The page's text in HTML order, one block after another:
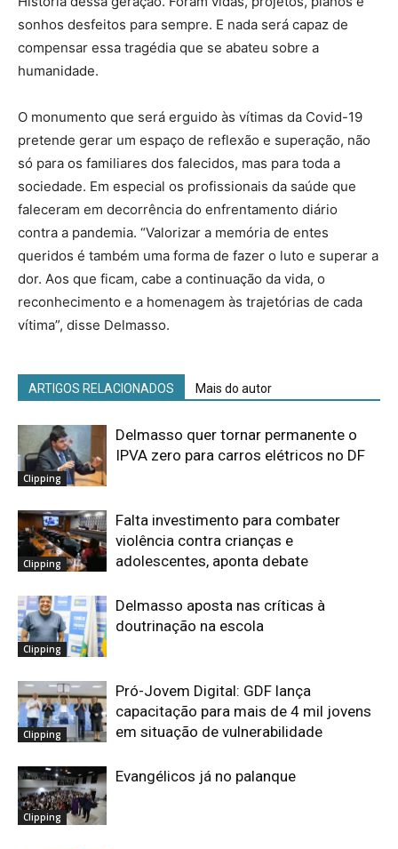
sonhos desfeitos para sempre. E nada será capaz de
compensar essa tragédia que se abateu sobre a
humanidade.
O monumento que será erguido às vítimas da Covid-19
pretende gerar um espaço de reflexão e superação, não
só para os familiares dos falecidos, mas para toda a
sociedade. Em especial os profissionais da saúde que
faleceram em decorrência do enfrentamento diário
contra a pandemia. “Valorizar a memória de entes
queridos é também uma forma de fazer o luto e superar a
dor. Aos que ficam, cabe a continuação da vida, o
reconhecimento e a homenagem às trajetórias de cada
vítima”, disse Delmasso.
ARTIGOS RELACIONADOS Mais do autor
Clipping
Delmasso quer tornar permanente o
IPVA zero para carros elétricos no DF
Clipping
Falta investimento para combater
violência contra crianças e
adolescentes, aponta debate
Clipping
Delmasso aposta nas críticas à
doutrinação na escola
Clipping
Pró-Jovem Digital: GDF lança
capacitação para mais de 4 mil jovens
em situação de vulnerabilidade
Clipping
Evangélicos já no palanque